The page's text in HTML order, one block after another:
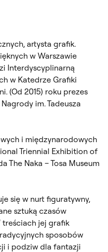
artysta grafik.
w Warszawie
Interdyscyplinarną
w Katedrze Grafiki
(Od 2015) roku prezes
im. Tadeusza
i międzynarodowych
Triennial Exhibition of
The Naka – Tosa Museum
się w nurt figuratywny,
sztuką czasów
treściach jej grafik
sposobów
i podziw dla fantazji